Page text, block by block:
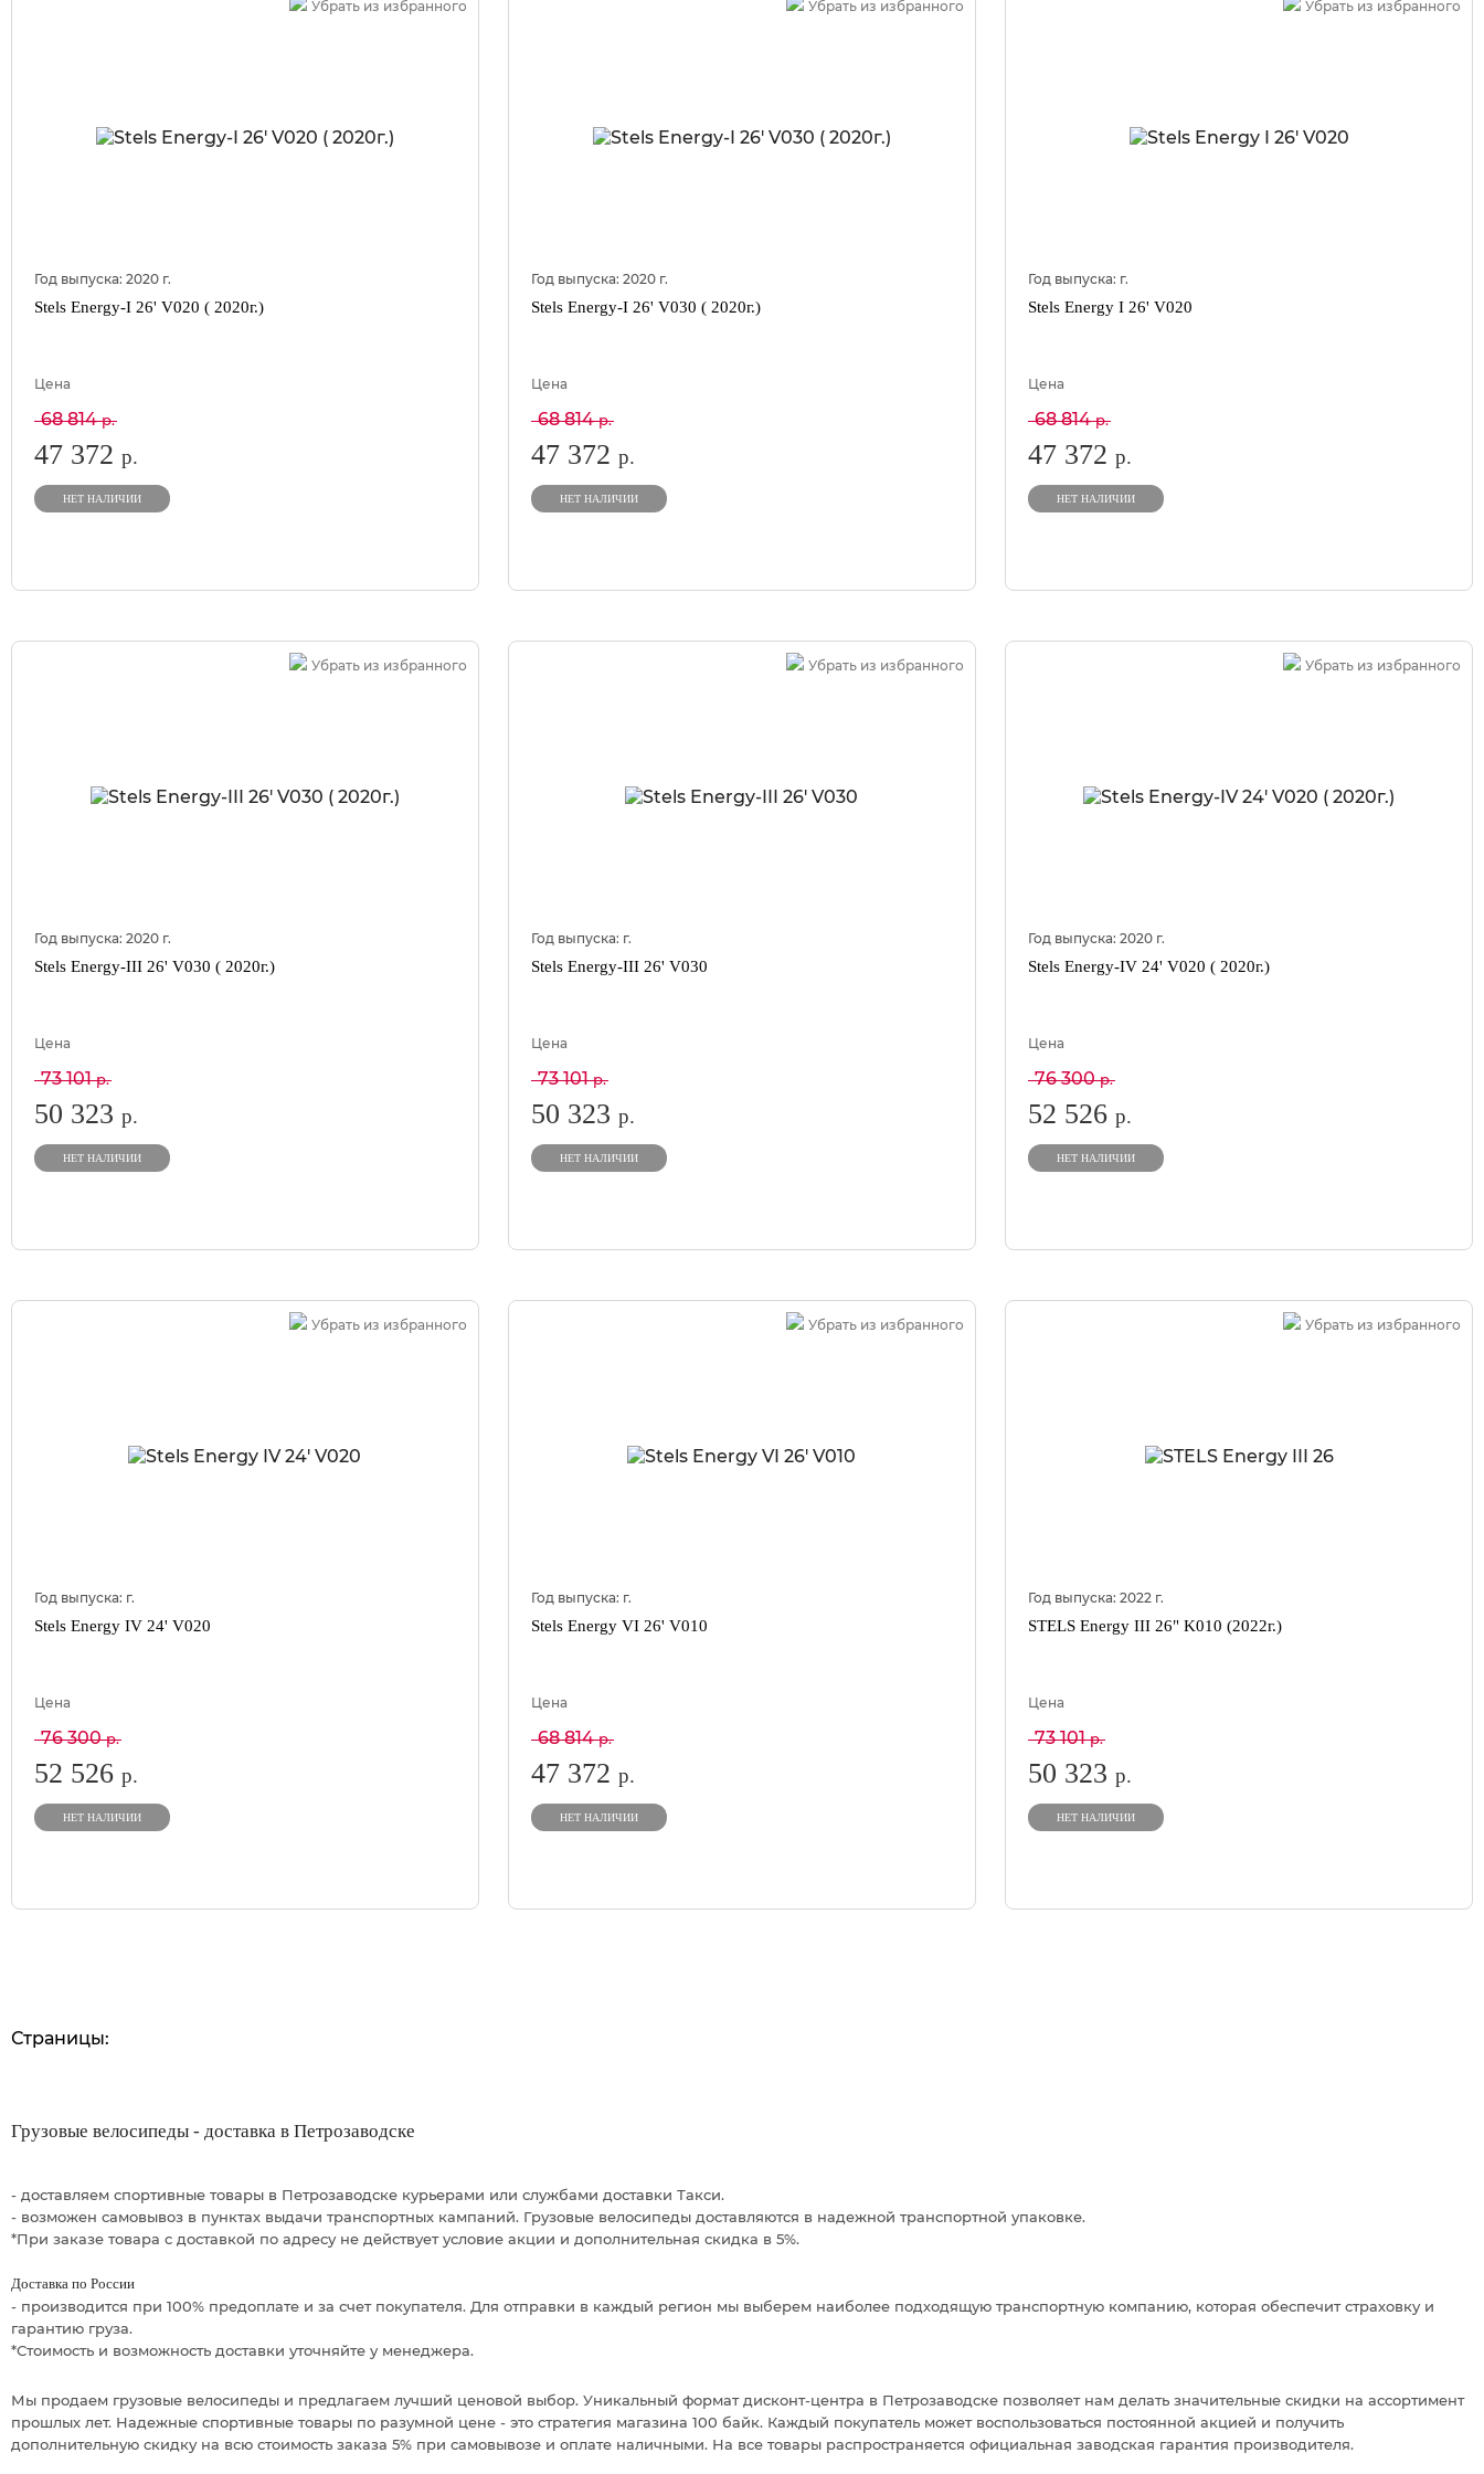
Убрать из избранного
Год выпуска: 2020 г.
Stels Energy-I 26' V020 ( 2020г.)
Цена
68 814р.
47 372 р.
НЕТ НАЛИЧИИ
Убрать из избранного
Год выпуска:2020 г.
Stels Energy-I 26' V030 ( 2020г.)
Цена
68 814р.
47 372р.
НЕТ НАЛИЧИИ
Убрать из избранного
Год выпуска: г.
Stels Energy I 26' V020
Цена
68 814р.
47 372р.
НЕТ НАЛИЧИИ
Убрать из избранного
Год выпуска: 2020 г.
Stels Energy-III 26' V030 ( 2020г.)
Цена
73 101р.
50 323 р.
НЕТ НАЛИЧИИ
Убрать из избранного
Год выпуска: г.
Stels Energy-III 26' V030
Цена
73 101р.
50 323р.
НЕТ НАЛИЧИИ
Убрать из избранного
Год выпуска:2020 г.
Stels Energy-IV 24' V020 ( 2020г.)
Цена
76 300р.
52 526р.
НЕТ НАЛИЧИИ
Убрать из избранного
Год выпуска: г.
Stels Energy IV 24' V020
Цена
76 300р.
52 526 р.
НЕТ НАЛИЧИИ
Убрать из избранного
Год выпуска: г.
Stels Energy VI 26' V010
Цена
68 814р.
47 372р.
НЕТ НАЛИЧИИ
Убрать из избранного
Год выпуска:2022 г.
STELS Energy III 26" K010 (2022г.)
Цена
73 101р.
50 323р.
НЕТ НАЛИЧИИ
Страницы:
Грузовые велосипеды - доставка в Петрозаводске
- доставляем спортивные товары в Петрозаводске курьерами или службами доставки Такси.
- возможен самовывоз в пунктах выдачи транспортных кампаний. Грузовые велосипеды доставляются в надежной транспортной упаковке.
*При заказе товара с доставкой по адресу не действует условие акции и дополнительная скидка в 5%.
Доставка по России
- производится при 100% предоплате и за счет покупателя. Для отправки в каждый регион мы выберем наиболее подходящую транспортную компанию, которая обеспечит страховку и
гарантию груза.
*Стоимость и возможность доставки уточняйте у менеджера.
Мы продаем грузовые велосипеды и предлагаем лучший ценовой выбор. Уникальный формат дисконт-центра в Петрозаводске позволяет нам делать значительные скидки на ассортимент
прошлых лет. Надежные спортивные товары по разумной цене - это стратегия магазина 100 байк. Каждый покупатель может воспользоваться постоянной акцией и получить
дополнительную скидку на всю стоимость заказа 5% при самовывозе и оплате наличными. На все товары распространяется официальная заводская гарантия производителя.